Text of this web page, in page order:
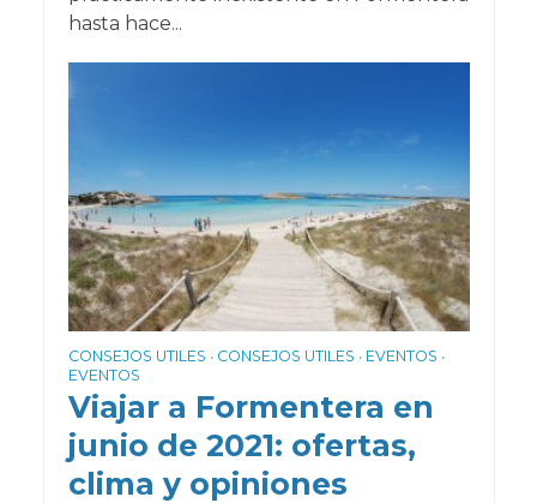
hasta hace...
CONSEJOS UTILES • CONSEJOS UTILES • EVENTOS •
EVENTOS
Viajar a Formentera en
junio de 2021: ofertas,
clima y opiniones